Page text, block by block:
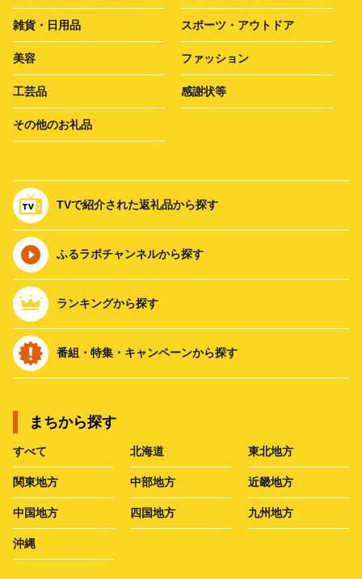
雑貨・日用品 スポーツ・アウトドア
美容 ファッション
工芸品 感謝状等
その他のお礼品
TVで紹介された返礼品から探す
ふるラボチャンネルから探す
ランキングから探す
番組・特集・キャンペーンから探す
まちから探す
すべて 北海道 東北地方
関東地方 中部地方 近畿地方
中国地方 四国地方 九州地方
沖縄